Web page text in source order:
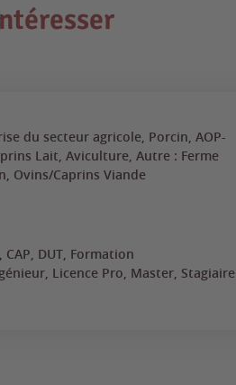
du secteur agricole, Porcin, AOP-
Lait, Aviculture, Autre : Ferme
Ovins/Caprins Viande
CAP, DUT, Formation
Licence Pro, Master, Stagiaire